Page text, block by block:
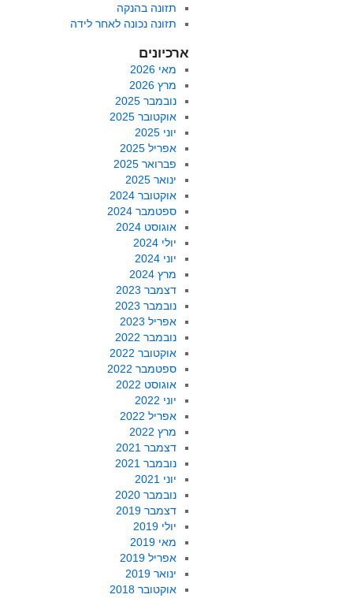
תזונה בהנקה
תזונה נכונה לאחר לידה
ארכיונים
מאי 2026
מרץ 2026
נובמבר 2025
אוקטובר 2025
יוני 2025
אפריל 2025
פברואר 2025
ינואר 2025
אוקטובר 2024
ספטמבר 2024
אוגוסט 2024
יולי 2024
יוני 2024
מרץ 2024
דצמבר 2023
נובמבר 2023
אפריל 2023
נובמבר 2022
אוקטובר 2022
ספטמבר 2022
אוגוסט 2022
יוני 2022
אפריל 2022
מרץ 2022
דצמבר 2021
נובמבר 2021
יוני 2021
נובמבר 2020
דצמבר 2019
יולי 2019
מאי 2019
אפריל 2019
ינואר 2019
אוקטובר 2018